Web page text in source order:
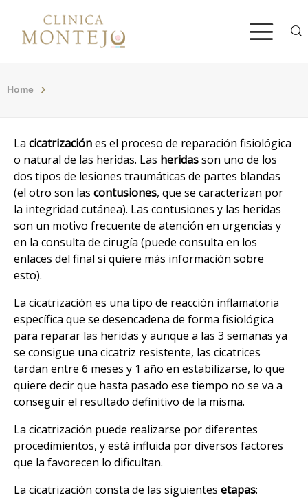
Home
La cicatrizaciónes el proceso de reparación fisiológica
o natural de las heridas. Las heridasson uno de los
dos tipos de lesiones traumáticas de partes blandas
(el otro son las contusiones, que se caracterizan por
la integridad cutánea). Las contusiones y las heridas
son un motivo frecuente de atención en urgencias y
en la consulta de cirugía (puede consulta en los
enlaces del final si quiere más información sobre
esto).
La cicatrización es una tipo de reacción inflamatoria
específica que se desencadena de forma fisiológica
para reparar las heridas y aunque a las 3 semanas ya
se consigue una cicatriz resistente, las cicatrices
tardan entre 6 meses y 1 año en estabilizarse, lo que
quiere decir que hasta pasado ese tiempo no se va a
conseguir el resultado definitivo de la misma.
La cicatrización puede realizarse por diferentes
procedimientos, y está influida por diversos factores
que la favorecen lo dificultan.
La cicatrización consta de las siguientes etapas: